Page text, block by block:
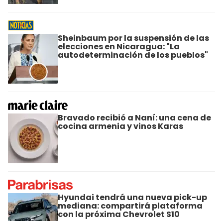
Sheinbaum por la suspensión de las
elecciones en Nicaragua: "La
autodeterminación de los pueblos"
Bravado recibió a Naní: una cena de
cocina armenia y vinos Karas
Hyundai tendrá una nueva pick-up
mediana: compartirá plataforma
con la próxima Chevrolet S10